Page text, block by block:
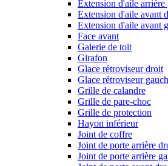
Extension d'aile arrière
Extension d'aile avant
Extension d'aile avant
Face avant
Galerie de toit
Girafon
Glace rétroviseur droit
Glace rétroviseur
Grille de calandre
Grille de pare-choc
Grille de protection
Hayon inférieur
Joint de coffre
Joint de porte arrière
Joint de porte arrière